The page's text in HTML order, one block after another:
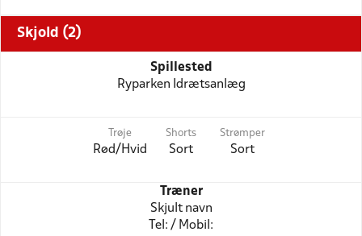
Skjold (2)
Spillested
Ryparken Idrætsanlæg
Trøje
Rød/Hvid
Shorts
Sort
Strømper
Sort
Træner
Skjult navn
Tel: / Mobil: